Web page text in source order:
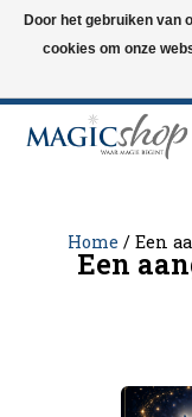
Altijd de nieuwste trucs op
Langskomen in onze
Home / Een
Een
Door het gebruiken van
cookies om onze